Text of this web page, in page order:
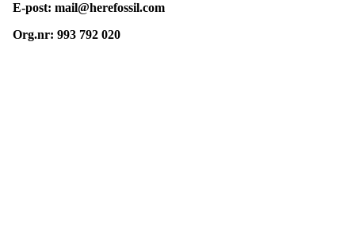
E-post: mail@herefossil.com
Org.nr: 993 792 020